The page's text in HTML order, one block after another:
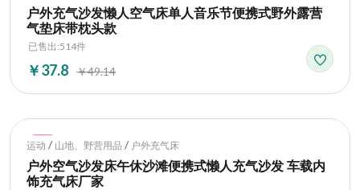
户外充气沙发懒人空气床单人音乐节便携式野外露营
气垫床带枕头款
已售出:514件
￥37.8 ￥49.14
Hot
运动 / 山地、野营用品 / 户外充气床
户外空气沙发床午休沙滩便携式懒人充气沙发 车载内
饰充气床厂家